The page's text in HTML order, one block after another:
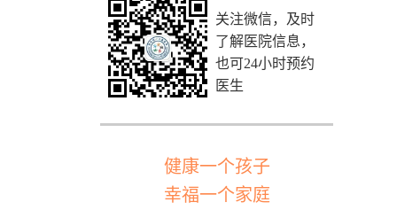
关注微信，及时
了解医院信息，
也可24小时预约
医生
健康一个孩子
幸福一个家庭